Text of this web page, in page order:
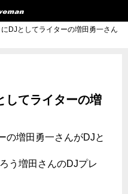
DJとしてライターの増田勇一さん
してライターの増
の増田勇一さんがDJと
う増田さんのDJプレ